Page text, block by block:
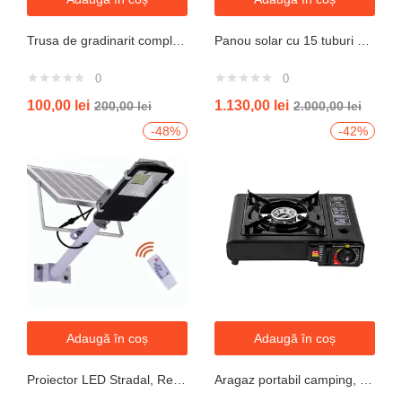
0
100,00 lei 200,00lei
0
1.130,00 lei 2.000,00lei
-48%
Adaugă în coș
-42%
Adaugă în coș